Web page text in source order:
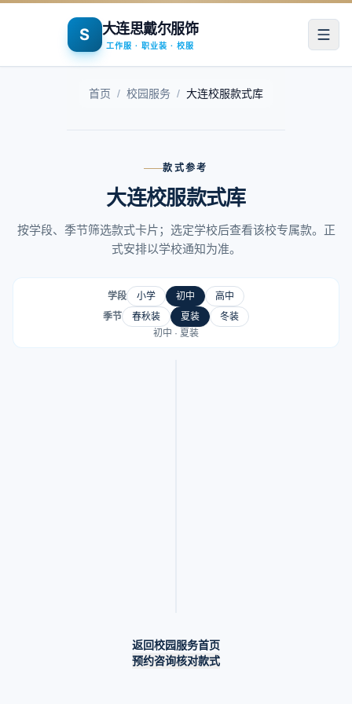
S 大连思戴尔服饰
工作服 · 职业装 · 校服 打开
首页 / 校园服务 / 大连校服款式库
款式参考
大连校服款式库
按学段、季节筛选款式卡片；选定学校后查看该校专属款。正
式安排以学校通知为准。
学段 小学 初中
高中
季节
春秋装 夏装
冬装
初中 · 夏装
返回校园服务首页
预约咨询核对款式